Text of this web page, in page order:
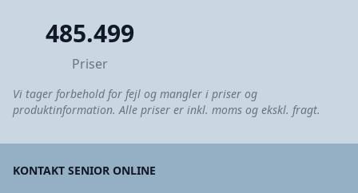
485.499
Priser
Vi tager forbehold for fejl og mangler i priser og
produktinformation. Alle priser er inkl. moms og ekskl. fragt.
KONTAKT SENIOR ONLINE